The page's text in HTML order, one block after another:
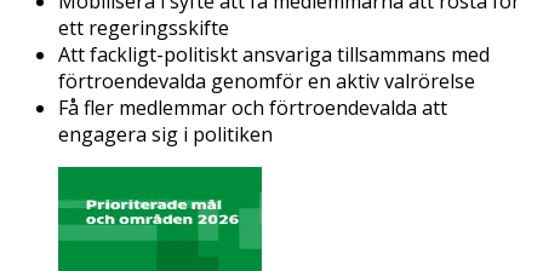
ett regeringsskifte​
Att fackligt-politiskt ansvariga tillsammans med
förtroendevalda genomför en aktiv valrörelse ​
Få fler medlemmar och förtroendevalda att
engagera sig i politiken